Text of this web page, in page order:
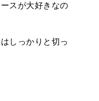
スが大好きなの
しっかりと切っ